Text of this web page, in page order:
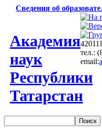
Сведения об
Академия
наук
Республики
Татарстан
тел.:
email: